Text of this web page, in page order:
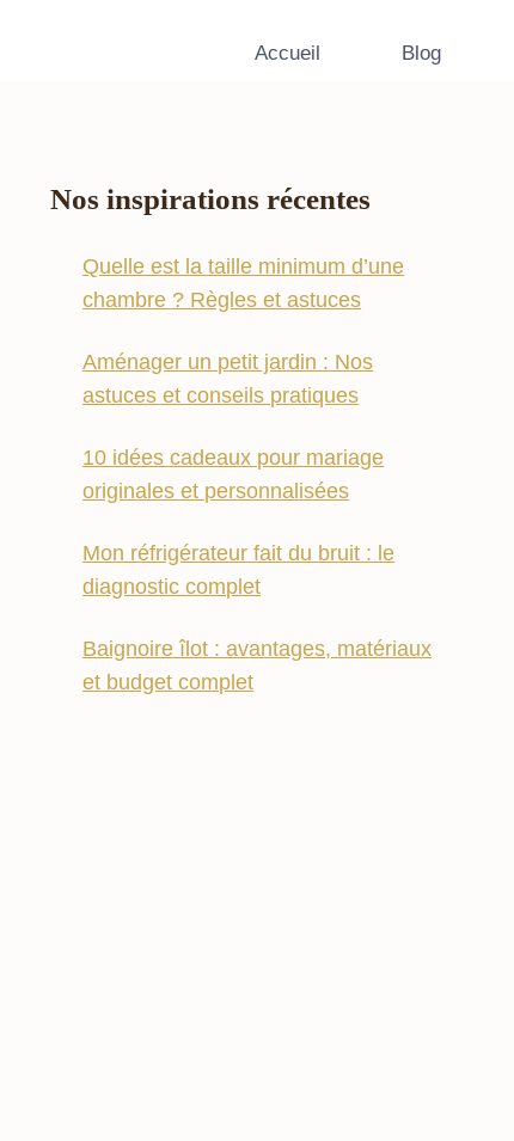
Accueil Blog
Nos inspirations récentes
Quelle est la taille minimum d’une
chambre ? Règles et astuces
Aménager un petit jardin : Nos
astuces et conseils pratiques
10 idées cadeaux pour mariage
originales et personnalisées
Mon réfrigérateur fait du bruit : le
diagnostic complet
Baignoire îlot : avantages, matériaux
et budget complet